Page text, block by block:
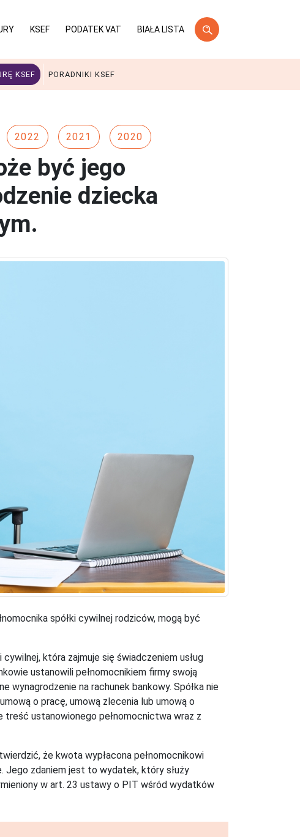
KSEF PODATEK VAT BIAŁA LISTA
KSEF PORADNIKI KSEF
2022 2021 2020
być jego
dziecka
spółki cywilnej rodziców, mogą być
która zajmuje się świadczeniem usług
ustanowili pełnomocnikiem firmy swoją
wynagrodzenie na rachunek bankowy. Spółka nie
o pracę, umową zlecenia lub umową o
treść ustanowionego pełnomocnictwa wraz z
że kwota wypłacona pełnomocnikowi
Jego zdaniem jest to wydatek, który służy
w art. 23 ustawy o PIT wśród wydatków